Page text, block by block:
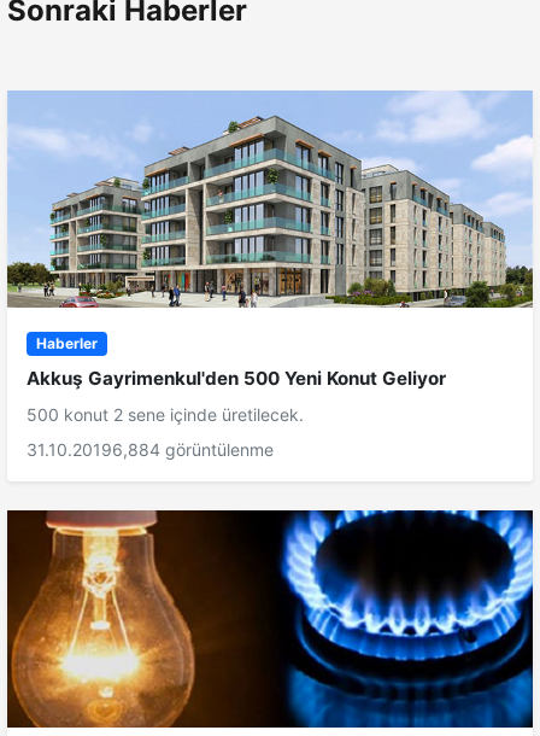
Sonraki Haberler
Haberler
Akkuş Gayrimenkul'den 500 Yeni Konut Geliyor
500 konut 2 sene içinde üretilecek.
31.10.20196,884 görüntülenme